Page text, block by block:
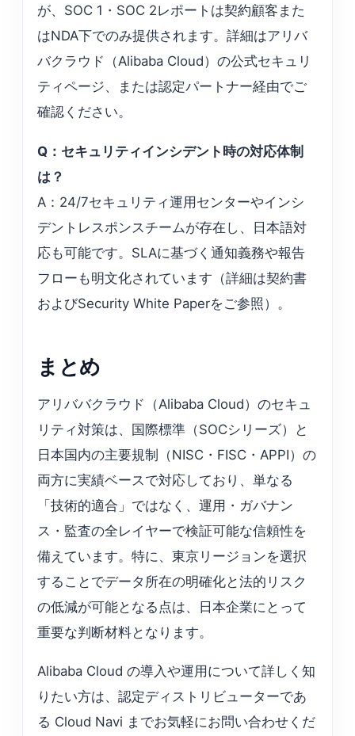
が、SOC 1・SOC 2レポートは契約顧客また
はNDA下でのみ提供されます。詳細はアリバ
バクラウド（Alibaba Cloud）の公式セキュリ
ティページ、または認定パートナー経由でご
確認ください。
Q：セキュリティインシデント時の対応体制
は？
A：24/7セキュリティ運用センターやインシ
デントレスポンスチームが存在し、日本語対
応も可能です。SLAに基づく通知義務や報告
フローも明文化されています（詳細は契約書
およびSecurity White Paperをご参照）。
まとめ
アリババクラウド（Alibaba Cloud）のセキュ
リティ対策は、国際標準（SOCシリーズ）と
日本国内の主要規制（NISC・FISC・APPI）の
両方に実績ベースで対応しており、単なる
「技術的適合」ではなく、運用・ガバナン
ス・監査の全レイヤーで検証可能な信頼性を
備えています。特に、東京リージョンを選択
することでデータ所在の明確化と法的リスク
の低減が可能となる点は、日本企業にとって
重要な判断材料となります。
Alibaba Cloud の導入や運用について詳しく知
りたい方は、認定ディストリビューターであ
る Cloud Navi までお気軽にお問い合わせくだ